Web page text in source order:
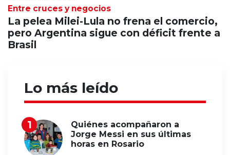
Entre cruces y negocios
La pelea Milei-Lula no frena el comercio,
pero Argentina sigue con déficit frente a
Brasil
Lo más leído
Quiénes acompañaron a
Jorge Messi en sus últimas
horas en Rosario